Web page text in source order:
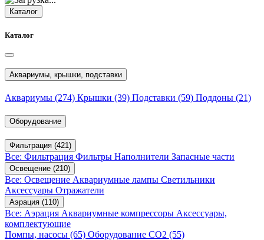
Каталог
Каталог
Аквариумы, крышки, подставки
Аквариумы (274) Крышки (39) Подставки (59) Поддоны (21)
Оборудование
Фильтрация (421)
Все: Фильтрация Фильтры Наполнители Запасные части
Освещение (210)
Все: Освещение Аквариумные лампы Светильники
Аксессуары Отражатели
Аэрация (110)
Все: Аэрация Аквариумные компрессоры Аксессуары,
комплектующие
Помпы, насосы (65) Оборудование CO2 (55)